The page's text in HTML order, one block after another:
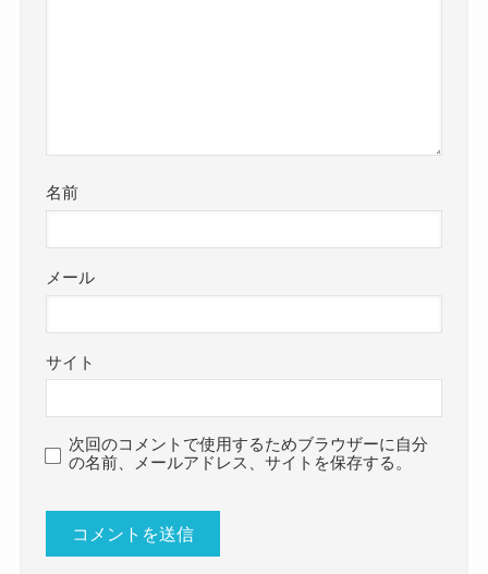
名前
メール
サイト
次回のコメントで使用するためブラウザーに自分
の名前、メールアドレス、サイトを保存する。